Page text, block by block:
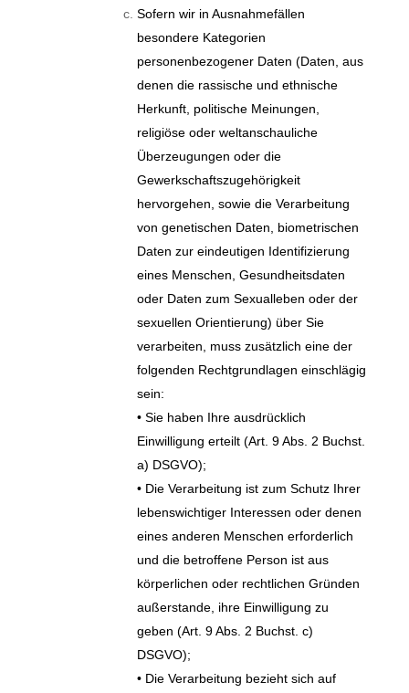
Sofern wir in Ausnahmefällen
besondere Kategorien
personenbezogener Daten (Daten, aus
denen die rassische und ethnische
Herkunft, politische Meinungen,
religiöse oder weltanschauliche
Überzeugungen oder die
Gewerkschaftszugehörigkeit
hervorgehen, sowie die Verarbeitung
von genetischen Daten, biometrischen
Daten zur eindeutigen Identifizierung
eines Menschen, Gesundheitsdaten
oder Daten zum Sexualleben oder der
sexuellen Orientierung) über Sie
verarbeiten, muss zusätzlich eine der
folgenden Rechtgrundlagen einschlägig
sein:
• Sie haben Ihre ausdrücklich
Einwilligung erteilt (Art. 9 Abs. 2 Buchst.
a) DSGVO);
• Die Verarbeitung ist zum Schutz Ihrer
lebenswichtiger Interessen oder denen
eines anderen Menschen erforderlich
und die betroffene Person ist aus
körperlichen oder rechtlichen Gründen
außerstande, ihre Einwilligung zu
geben (Art. 9 Abs. 2 Buchst. c)
DSGVO);
• Die Verarbeitung bezieht sich auf